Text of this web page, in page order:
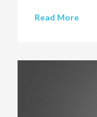
Read More